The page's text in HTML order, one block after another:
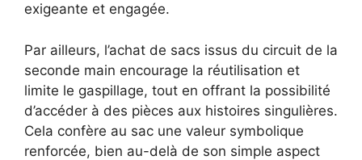
exigeante et engagée.
Par ailleurs, l’achat de sacs issus du circuit de la
seconde main encourage la réutilisation et
limite le gaspillage, tout en offrant la possibilité
d’accéder à des pièces aux histoires singulières.
Cela confère au sac une valeur symbolique
renforcée, bien au-delà de son simple aspect